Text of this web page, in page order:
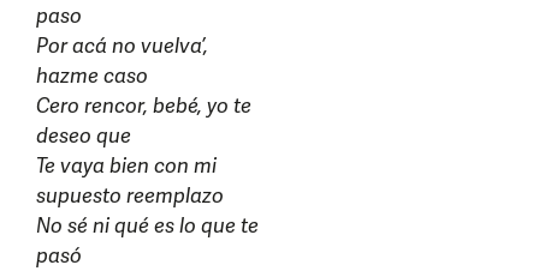
paso
Por acá no vuelva’,
hazme caso
Cero rencor, bebé, yo te
deseo que
Te vaya bien con mi
supuesto reemplazo
No sé ni qué es lo que te
pasó